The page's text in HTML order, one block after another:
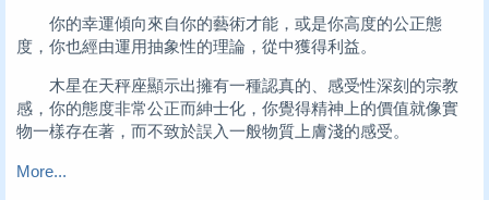
你的幸運傾向來自你的藝術才能，或是你高度的公正態
度，你也經由運用抽象性的理論，從中獲得利益。
木星在天秤座顯示出擁有一種認真的、感受性深刻的宗教
感，你的態度非常公正而紳士化，你覺得精神上的價值就像實
物一樣存在著，而不致於誤入一般物質上膚淺的感受。
More...